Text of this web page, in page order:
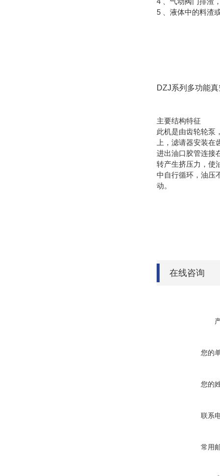
5 、液体中的料渣
DZJ系列多功能
主要结构特征
此机是由齿轮轮泵
上，滤请器安装
进出油口胶管连接
转产生挤压力，使
中自行循环，油压
动。
在线咨询
您的
您的
联系
常用